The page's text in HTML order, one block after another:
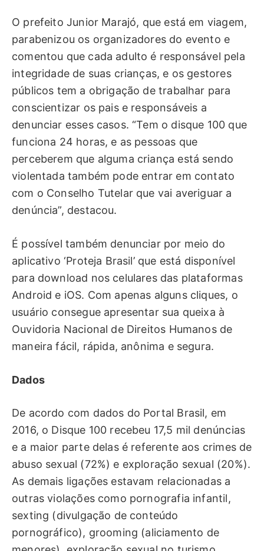
O prefeito Junior Marajó, que está em viagem,
parabenizou os organizadores do evento e
comentou que cada adulto é responsável pela
integridade de suas crianças, e os gestores
públicos tem a obrigação de trabalhar para
conscientizar os pais e responsáveis a
denunciar esses casos. “Tem o disque 100 que
funciona 24 horas, e as pessoas que
perceberem que alguma criança está sendo
violentada também pode entrar em contato
com o Conselho Tutelar que vai averiguar a
denúncia”, destacou.
É possível também denunciar por meio do
aplicativo ‘Proteja Brasil’ que está disponível
para download nos celulares das plataformas
Android e iOS. Com apenas alguns cliques, o
usuário consegue apresentar sua queixa à
Ouvidoria Nacional de Direitos Humanos de
maneira fácil, rápida, anônima e segura.
Dados
De acordo com dados do Portal Brasil, em
2016, o Disque 100 recebeu 17,5 mil denúncias
e a maior parte delas é referente aos crimes de
abuso sexual (72%) e exploração sexual (20%).
As demais ligações estavam relacionadas a
outras violações como pornografia infantil,
sexting (divulgação de conteúdo
pornográfico), grooming (aliciamento de